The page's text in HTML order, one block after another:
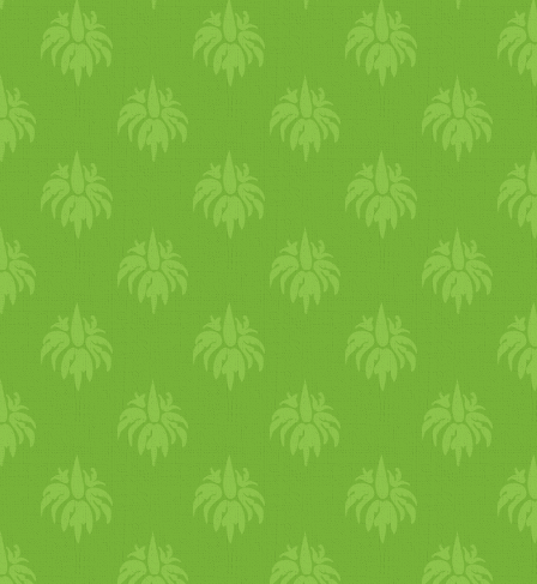
előétel nek. Rossz
végeredménye! A
érettsárgabarackot
gyümölcsöktől is, mert ott
37 C fokon pedig tovább
őszibaracknagyon jó
folyadék kal látja el a
fogyasszuk, amennyi
Kúraszerűen ajánlott